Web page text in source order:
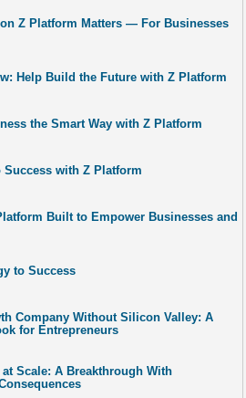
Z Platform Matters — For Businesses
Help Build the Future with Z Platform
the Smart Way with Z Platform
with Z Platform
Built to Empower Businesses and
to Success
Company Without Silicon Valley: A
for Entrepreneurs
Scale: A Breakthrough With